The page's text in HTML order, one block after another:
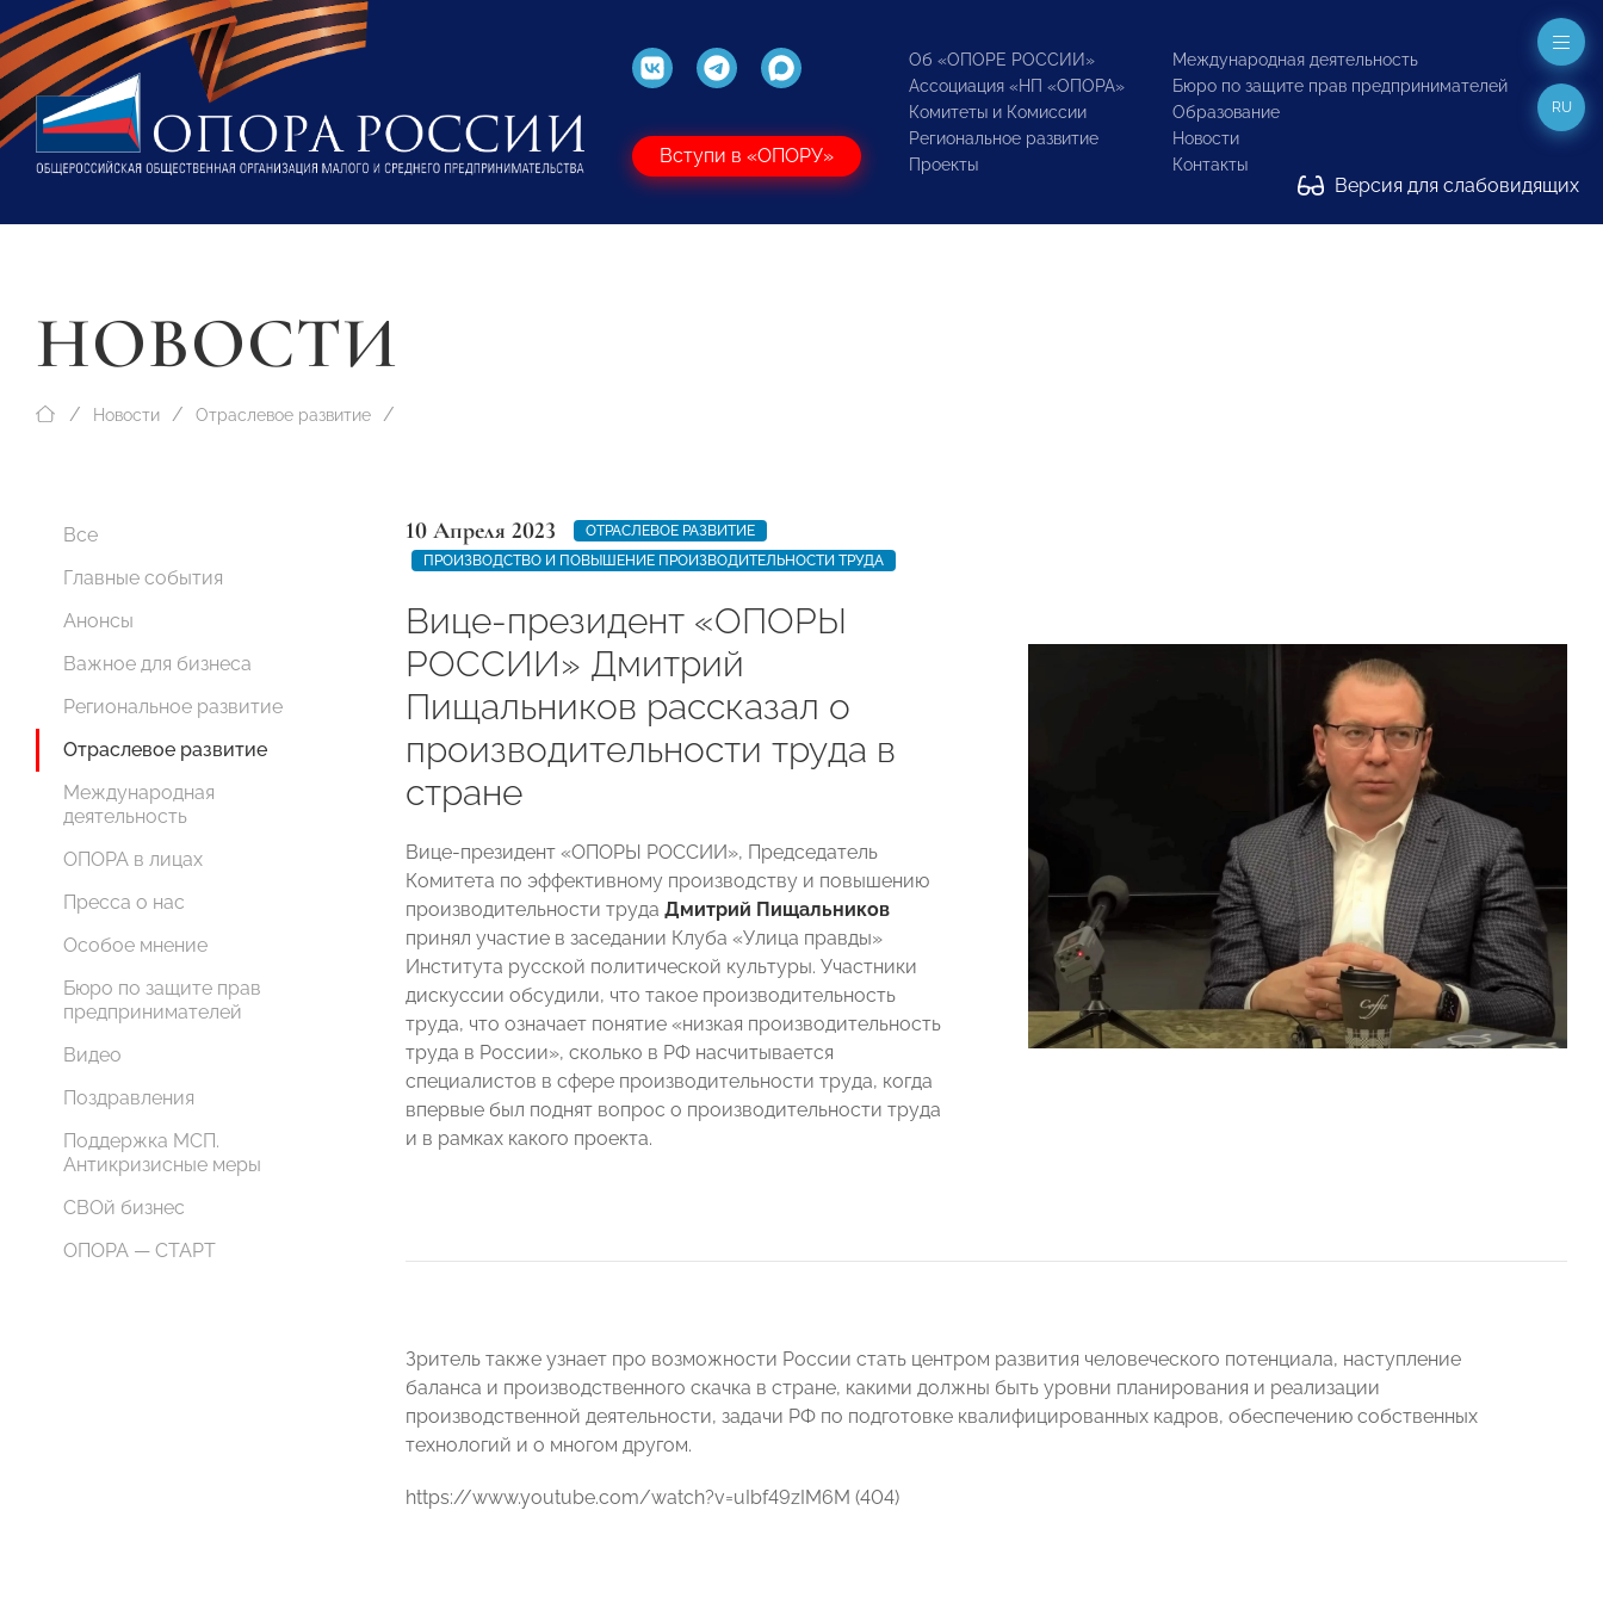
Вступи в «ОПОРУ»
Об «ОПОРЕ РОССИИ»
Ассоциация «НП «ОПОРА»
Комитеты и Комиссии
Региональное развитие
Проекты
Международная деятельность
Бюро по защите прав предпринимателей
Образование
Новости
Контакты
Версия для слабовидящих
RU
НОВОСТИ
Новости Отраслевое развитие
Все
Главные события
Анонсы
Важное для бизнеса
Региональное развитие
Отраслевое развитие
Международная
деятельность
ОПОРА в лицах
Пресса о нас
Особое мнение
Бюро по защите прав
предпринимателей
Видео
Поздравления
Поддержка МСП.
Антикризисные меры
СВОй бизнес
ОПОРА — СТАРТ
10 Апреля 2023
ОТРАСЛЕВОЕ РАЗВИТИЕ
ПРОИЗВОДСТВО И ПОВЫШЕНИЕ ПРОИЗВОДИТЕЛЬНОСТИ ТРУДА
Вице-президент «ОПОРЫ
РОССИИ» Дмитрий
Пищальников рассказал о
производительности труда в
стране
Вице-президент «ОПОРЫ РОССИИ», Председатель
Комитета по эффективному производству и повышению
производительности труда Дмитрий Пищальников
принял участие в заседании Клуба «Улица правды»
Института русской политической культуры. Участники
дискуссии обсудили, что такое производительность
труда, что означает понятие «низкая производительность
труда в России», сколько в РФ насчитывается
специалистов в сфере производительности труда, когда
впервые был поднят вопрос о производительности труда
и в рамках какого проекта.
Зритель также узнает про возможности России стать центром развития человеческого потенциала, наступление
баланса и производственного скачка в стране, какими должны быть уровни планирования и реализации
производственной деятельности, задачи РФ по подготовке квалифицированных кадров, обеспечению собственных
технологий и о многом другом.
https://www.youtube.com/watch?v=uIbf49zIM6M (404)